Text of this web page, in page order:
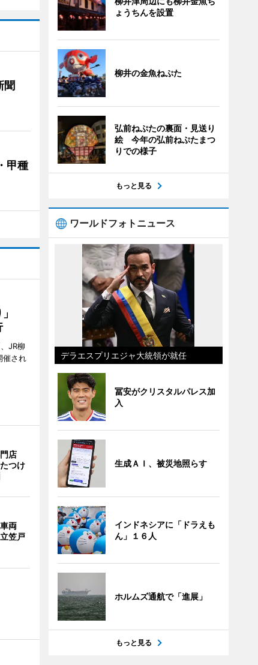
聞
甲種
」
JR柳
催され
店
つけ
両
笠戸
ょうちんを設置
柳井の金魚ねぷた
弘前ねぷたの裏面・見送り
絵 今年の弘前ねぷたまつ
りでの様子
もっと見る
ワールドフォトニュース
デラエスプリエジャ大統領が就任
冨安がクリスタルパレス加
入
生成ＡＩ、被災地照らす
インドネシアに「ドラえも
ん」１６人
ホルムズ通航で「進展」
もっと見る